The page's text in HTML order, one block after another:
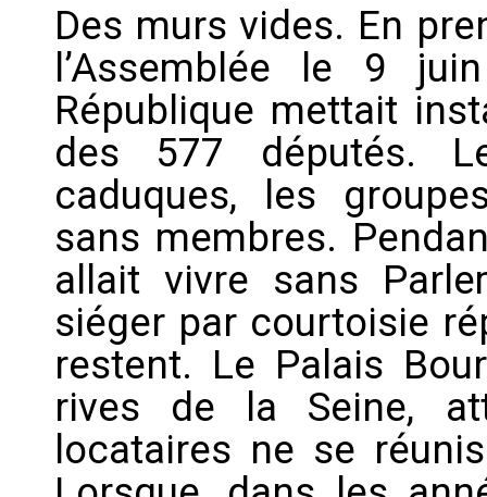
Des murs vides. En
l’Assemblée le 9
République mettait
des 577 députés.
caduques, les
sans membres.
allait vivre sans
siéger par courtoisie
restent. Le Palais
rives de la Seine,
locataires ne se